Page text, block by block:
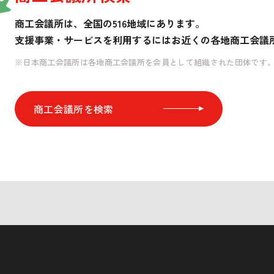
商工会議所は、全国の516地域にあります。
支援事業・サービスを利用するにはお近くの各地商工会議
※日本商工会議所は各地商工会議所を会員として組織された団体です。
商工会議所を検索